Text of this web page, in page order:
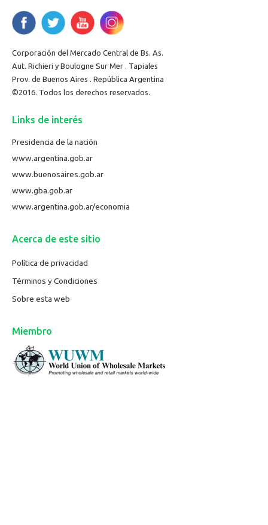
Corporación del Mercado Central de Bs. As.
Aut. Richieri y Boulogne Sur Mer . Tapiales
Prov. de Buenos Aires . República Argentina
©2016. Todos los derechos reservados.
Links de interés
Presidencia de la nación
www.argentina.gob.ar
www.buenosaires.gob.ar
www.gba.gob.ar
www.argentina.gob.ar/economia
Acerca de este sitio
Política de privacidad
Términos y Condiciones
Sobre esta web
Miembro